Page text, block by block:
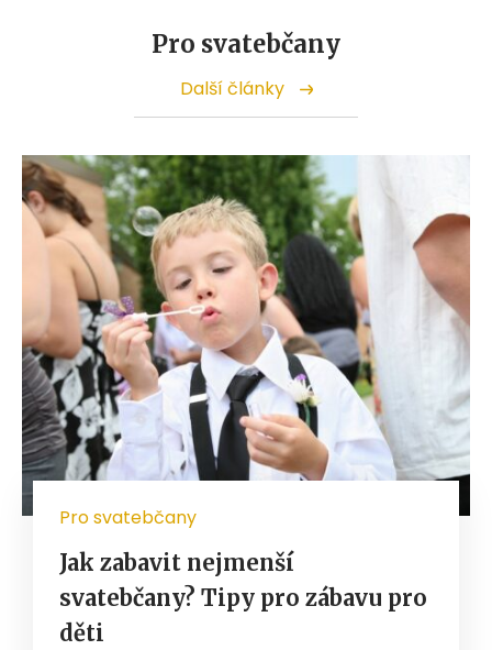
Pro svatebčany
Další články
Pro svatebčany
Jak zabavit nejmenší
svatebčany? Tipy pro zábavu pro
děti